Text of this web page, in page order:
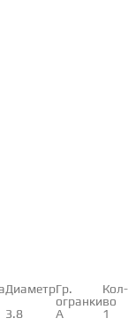
ДиаметрГр.
огранки
Кол-
во
3.8 А 1